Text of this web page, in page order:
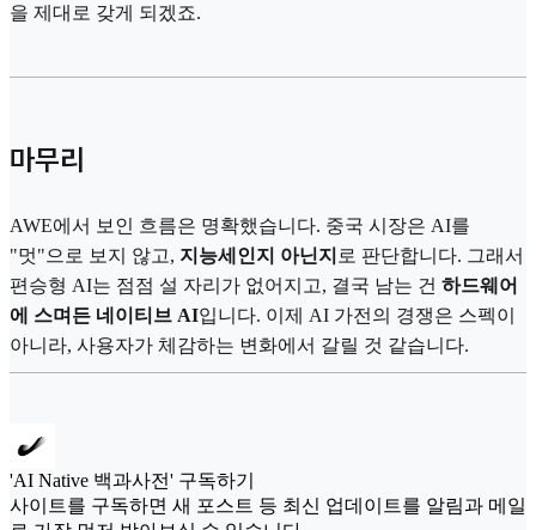
을 제대로 갖게 되겠죠.
마무리
AWE에서 보인 흐름은 명확했습니다. 중국 시장은 AI를
"멋"으로 보지 않고, 지능세인지 아닌지 로 판단합니다. 그래서
편승형 AI는 점점 설 자리가 없어지고, 결국 남는 건 하드웨어
에 스며든 네이티브 AI입니다. 이제 AI 가전의 경쟁은 스펙이
아니라, 사용자가 체감하는 변화에서 갈릴 것 같습니다.
'AI Native 백과사전' 구독하기
사이트를 구독하면 새 포스트 등 최신 업데이트를 알림과 메일